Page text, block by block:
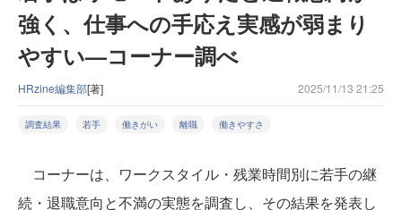
強く、仕事への手応え実感が弱まり
やすい—コーナー調べ
HRzine編集部[著] 2025/11/13 21:25
調査結果 若手 働きがい 離職 働きやすさ
コーナーは、ワークスタイル・残業時間別に若手の継
続・退職意向と不満の実態を調査し、その結果を発表し